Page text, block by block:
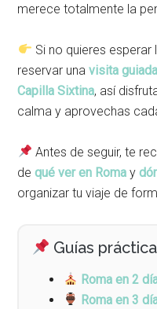
merece totalmente la
Si no quieres
reservar unavisita
Capilla Sixtina, así
calma y aprovechas
Antes de seguir, te
dequé ver en Roma y
organizar tu viaje de
Guías
Roma en 2
Roma en 3